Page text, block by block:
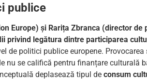
publice
Europe) și Rarița Zbranca (director de
privind legătura dintre participarea
de politici publice europene.
nu se califică pentru finanțare culturală
deplasează tipul de consum